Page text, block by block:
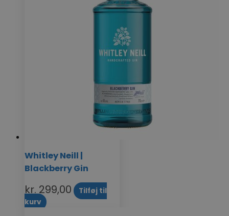
Whitley Neill |
Blackberry Gin
kr. 299,00
Tilføj til
kurv